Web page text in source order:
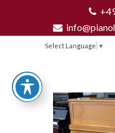
Select Language ▼